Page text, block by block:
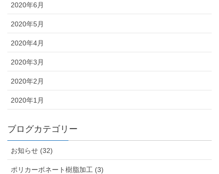
2020年6月
2020年5月
2020年4月
2020年3月
2020年2月
2020年1月
ブログカテゴリー
お知らせ (32)
ポリカーボネート樹脂加工 (3)